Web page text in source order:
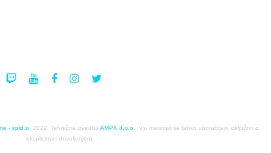
- spid.si, 2022. Tehnična izvedba AMPX d.o.o.
. Vsi materiali se lahko uporabljajo izključno z
eksplicitnim dovoljenjem.